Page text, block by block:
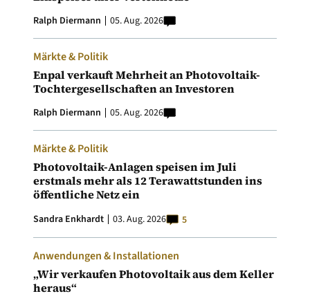
Ralph Diermann 05. Aug. 2026
Märkte & Politik
Enpal verkauft Mehrheit an Photovoltaik-
Tochtergesellschaften an Investoren
Ralph Diermann 05. Aug. 2026
Märkte & Politik
Photovoltaik-Anlagen speisen im Juli
erstmals mehr als 12 Terawattstunden ins
öffentliche Netz ein
Sandra Enkhardt 03. Aug. 2026 5
Anwendungen & Installationen
„Wir verkaufen Photovoltaik aus dem Keller
heraus“